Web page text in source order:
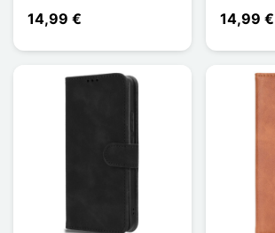
14,99 € 14,99 €